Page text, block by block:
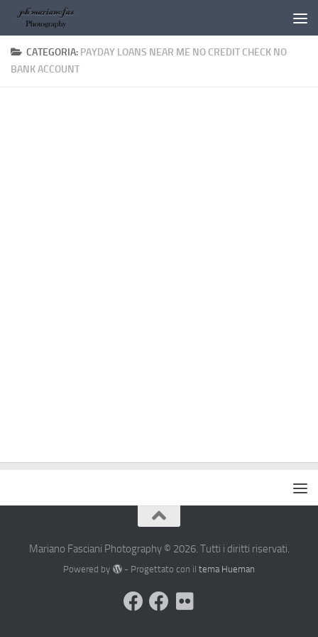
Salta al contenuto
CATEGORIA: PAYDAY LOANS NEAR ME NO CREDIT CHECK NO
BANK ACCOUNT
Mariano Fasciani Photography © 2026. Tutti i diritti riservati.
Powered by - Progettato con il tema Hueman